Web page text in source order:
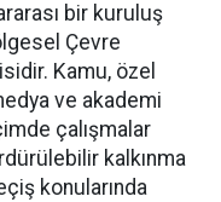
bir kuruluş
Çevre
Kamu, özel
ve akademi
çalışmalar
kalkınma
konularında